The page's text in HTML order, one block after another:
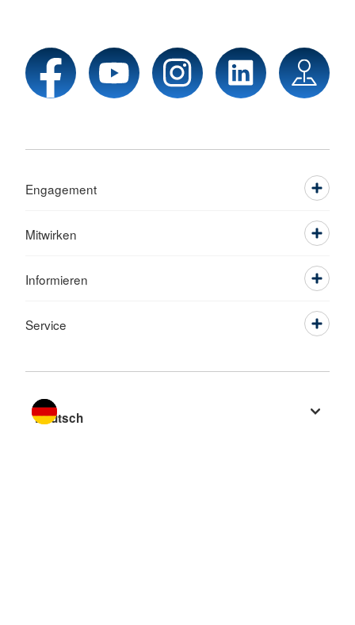
Engagement
Mitwirken
Informieren
Service
Sprache wechseln zu